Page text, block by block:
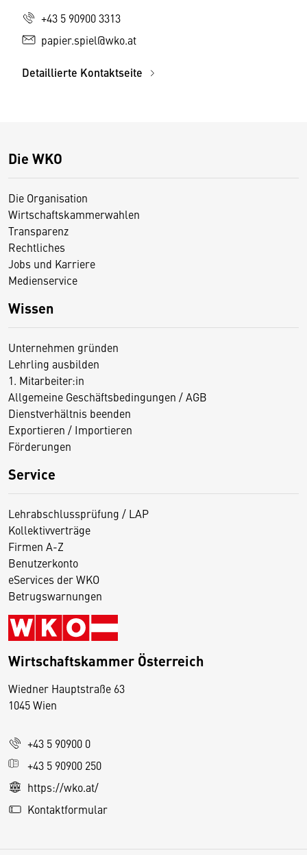
+43 5 90900 3313
papier.spiel@wko.at
Detaillierte Kontaktseite
Die WKO
Die Organisation
Wirtschaftskammerwahlen
Transparenz
Rechtliches
Jobs und Karriere
Medienservice
Wissen
Unternehmen gründen
Lehrling ausbilden
1. Mitarbeiter:in
Allgemeine Geschäftsbedingungen / AGB
Dienstverhältnis beenden
Exportieren / Importieren
Förderungen
Service
Lehrabschlussprüfung / LAP
Kollektivverträge
Firmen A-Z
Benutzerkonto
eServices der WKO
Betrugswarnungen
Wirtschaftskammer Österreich
Wiedner Hauptstraße 63
1045 Wien
+43 5 90900 0
+43 5 90900 250
https://wko.at/
Kontaktformular
D
s
e
S
e